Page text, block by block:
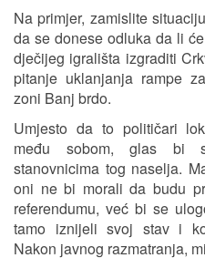
Na primjer, zamislite
da se donese odluka da li
dječijeg igrališta izgraditi
pitanje uklanjanja rampe
zoni Banj brdo.
Umjesto da to političari
među sobom, glas bi
stanovnicima tog naselja.
oni ne bi morali da budu
referendumu, već bi se
tamo iznijeli svoj stav i
Nakon javnog razmatranja,